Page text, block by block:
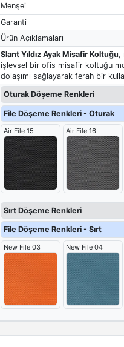
Menşei
Garanti
Ürün Açıklamaları
Slant Yıldız Ayak Misafir Koltuğu,
işlevsel bir ofis misafir koltuğu
dolaşımı sağlayarak ferah bir
Oturak Döşeme Renkleri
File Döşeme Renkleri - Oturak
Air File 15 Air File 16
Sırt Döşeme Renkleri
File Döşeme Renkleri - Sırt
New File 03 New File 04